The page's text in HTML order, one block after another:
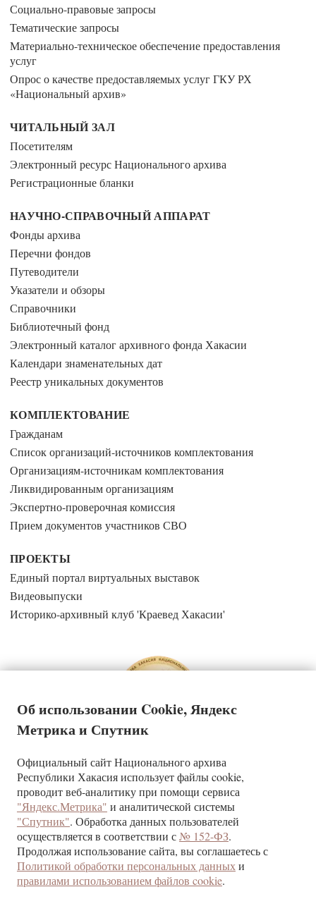
Социально-правовые запросы
Тематические запросы
Материально-техническое обеспечение предоставления
услуг
Опрос о качестве предоставляемых услуг ГКУ РХ
«Национальный архив»
ЧИТАЛЬНЫЙ ЗАЛ
Посетителям
Электронный ресурс Национального архива
Регистрационные бланки
НАУЧНО-СПРАВОЧНЫЙ АППАРАТ
Фонды архива
Перечни фондов
Путеводители
Указатели и обзоры
Справочники
Библиотечный фонд
Электронный каталог архивного фонда Хакасии
Календари знаменательных дат
Реестр уникальных документов
КОМПЛЕКТОВАНИЕ
Гражданам
Список организаций-источников комплектования
Организациям-источникам комплектования
Ликвидированным организациям
Экспертно-проверочная комиссия
Прием документов участников СВО
ПРОЕКТЫ
Единый портал виртуальных выставок
Видеовыпуски
Историко-архивный клуб 'Краевед Хакасии'
Государственное казенное учреждение Республики Хакасия
«Национальный архив»
КОНТАКТЫ
г. Абакан, ул. Щетинкина, д.32
Республика Хакасия, 655017
тел/факс (3902) 22-24-09
Об использовании Cookie, Яндекс
Метрика и Спутник
Официальный сайт Национального архива
Республики Хакасия использует файлы cookie,
проводит веб-аналитику при помощи сервиса
"Яндекс.Метрика" и аналитической системы
"Спутник". Обработка данных пользователей
осуществляется в соответствии с№ 152-ФЗ.
Продолжая использование сайта, вы соглашаетесь с
Политикой обработки персональных данныхи
правилами использованием файлов cookie.